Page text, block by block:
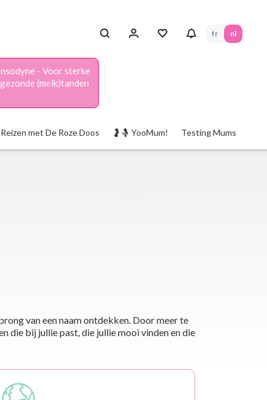
fr nl
- Voor sterke
(melk)tanden
Reizen met De Roze Doos 🤰🤱 YooMum! Testing Mums
van een naam ontdekken. Door meer te
die bij jullie past, die jullie mooi vinden en die